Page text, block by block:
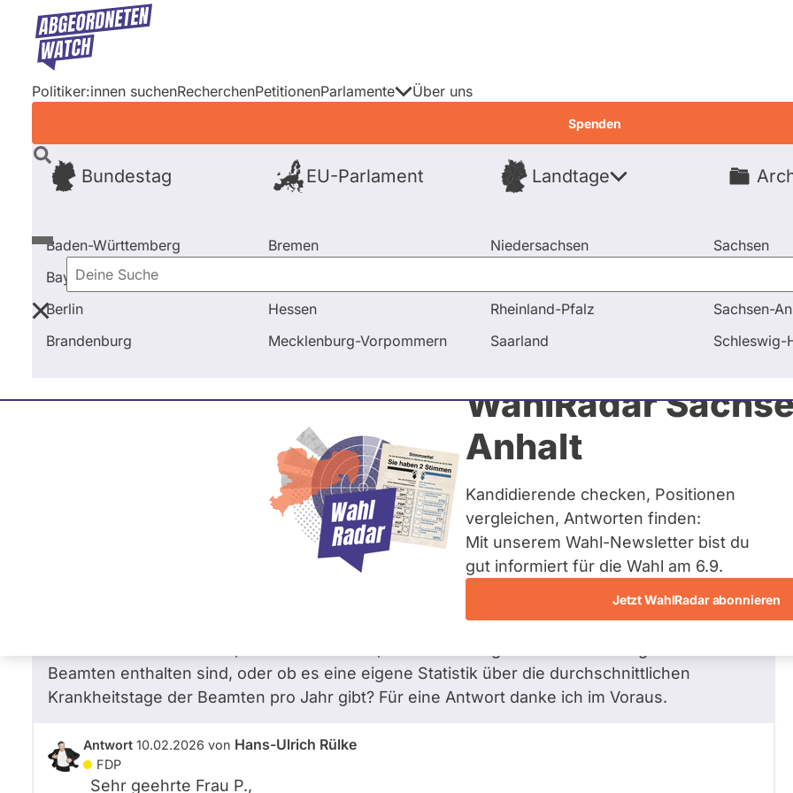
Direkt
Inhalt
Politiker:innen suchenRecherchenPetitionenParlamente
Bundestag EU-Parlament Landtage
Baden-Württemberg
Bayern
Berlin
Brandenburg
Bremen
Hessen
Mecklenburg-Vorpommern
Niedersachsen
Rheinland-Pfalz
Saarland
Sachsen
Sachsen-
Schleswig-
Über uns
Spenden
Deine
Suche
WahlRadar
Anhalt
Kandidierende checken, Positionen
vergleichen, Antworten finden:
Mit unserem Wahl-Newsletter bist du
gut informiert für die Wahl am 6.9.
Jetzt WahlRadar abonnieren
Startseite Frage stellen Hans-Ulrich Rülke Fragen und Antworten Gibt es Statistike zu Krankheitstagen bei
Hans-Ulrich Rülke Zum Profil
Gibt es Statistike zu Krankheitstagen bei Beamten? Halten Sie die
Gehaltsfortzahlung mit 100 % im Krankheitsfall bei Beamten für gerechtfertigt?
Herr Merz beklagt die vielen Krankheitstage bei Beschäftigten - z.B. in der Sendung hart aber
Beamten enthalten sind, oder ob es eine eigene Statistik über die durchschnittlichen
Krankheitstage der Beamten pro Jahr gibt? Für eine Antwort danke ich im Voraus.
Antwort 10.02.2026 von Hans-Ulrich Rülke
FDP
Sehr geehrte Frau P.,